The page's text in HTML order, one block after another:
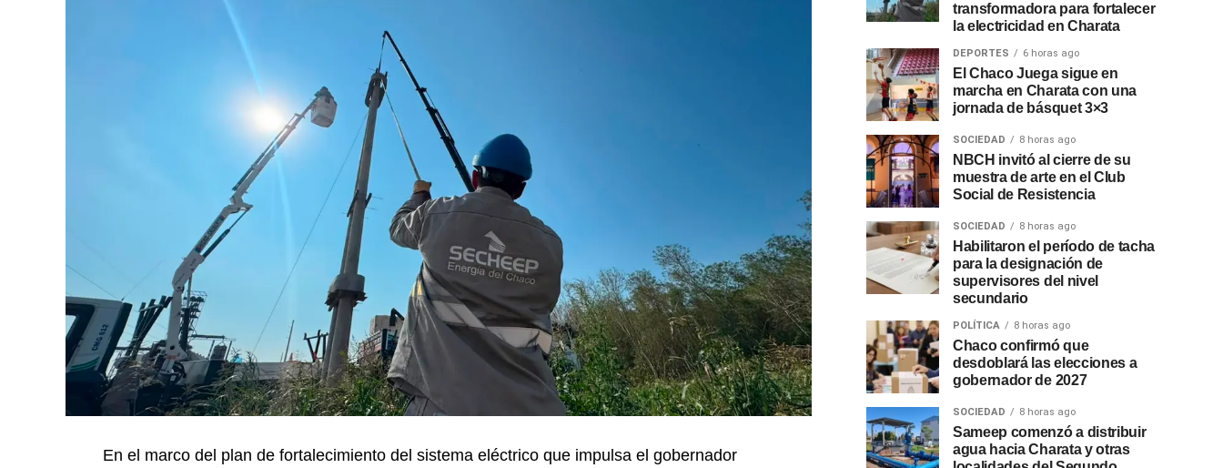
En el marco del plan de fortalecimiento del sistema eléctrico que impulsa el gobernador
transformadora para fortalecer
la electricidad en Charata
DEPORTES 6 horas ago
El Chaco Juega sigue en
marcha en Charata con una
jornada de básquet 3×3
SOCIEDAD 8 horas ago
NBCH invitó al cierre de su
muestra de arte en el Club
Social de Resistencia
SOCIEDAD 8 horas ago
Habilitaron el período de tacha
para la designación de
supervisores del nivel
secundario
POLÍTICA 8 horas ago
Chaco confirmó que
desdoblará las elecciones a
gobernador de 2027
SOCIEDAD 8 horas ago
Sameep comenzó a distribuir
agua hacia Charata y otras